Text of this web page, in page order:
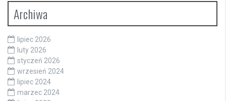
Archiwa
lipiec 2026
luty 2026
styczeń 2026
wrzesień 2024
lipiec 2024
marzec 2024